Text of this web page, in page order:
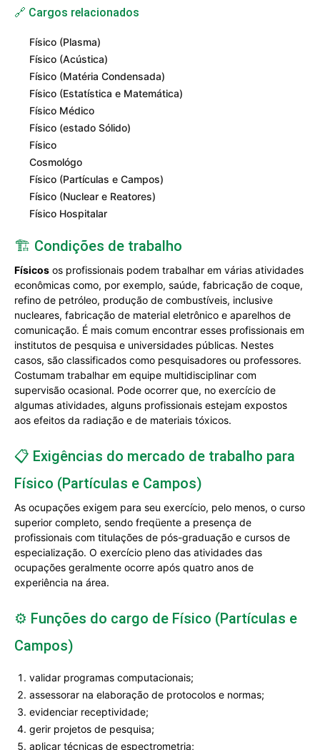
🔗 Cargos relacionados
Físico (Plasma)
Físico (Acústica)
Físico (Matéria Condensada)
Físico (Estatística e Matemática)
Físico Médico
Físico (estado Sólido)
Físico
Cosmológo
Físico (Partículas e Campos)
Físico (Nuclear e Reatores)
Físico Hospitalar
🏗️ Condições de trabalho
Físicos os profissionais podem trabalhar em várias atividades
econômicas como, por exemplo, saúde, fabricação de coque,
refino de petróleo, produção de combustíveis, inclusive
nucleares, fabricação de material eletrônico e aparelhos de
comunicação. É mais comum encontrar esses profissionais em
institutos de pesquisa e universidades públicas. Nestes
casos, são classificados como pesquisadores ou professores.
Costumam trabalhar em equipe multidisciplinar com
supervisão ocasional. Pode ocorrer que, no exercício de
algumas atividades, alguns profissionais estejam expostos
aos efeitos da radiação e de materiais tóxicos.
📋 Exigências do mercado de trabalho para
Físico (Partículas e Campos)
As ocupações exigem para seu exercício, pelo menos, o curso
superior completo, sendo freqüente a presença de
profissionais com titulações de pós-graduação e cursos de
especialização. O exercício pleno das atividades das
ocupações geralmente ocorre após quatro anos de
experiência na área.
⚙️ Funções do cargo de Físico (Partículas e
Campos)
validar programas computacionais;
assessorar na elaboração de protocolos e normas;
evidenciar receptividade;
gerir projetos de pesquisa;
aplicar técnicas de espectrometria;